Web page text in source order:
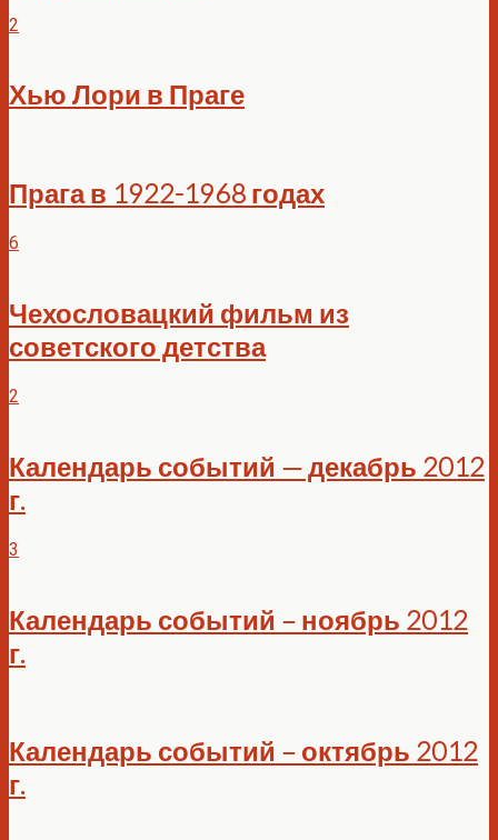
2
Хью Лори в Праге
Прага в 1922-1968 годах
6
Чехословацкий фильм из
советского детства
2
Календарь событий — декабрь 2012
г.
3
Календарь событий – ноябрь 2012
г.
Календарь событий – октябрь 2012
г.